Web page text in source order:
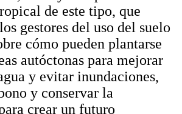
de este tipo, que
gestores del uso del suelo
cómo pueden plantarse
autóctonas para mejorar
y evitar inundaciones,
y conservar la
crear un futuro